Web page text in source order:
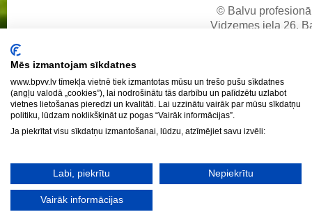
Karjeras izglītība
Noderīgi
© Balvu
Vidzemes iela 26,
Mēs izmantojam sīkdatnes
www.bpvv.lv tīmekļa vietnē tiek izmantotas mūsu un trešo pušu sīkdatnes
(angļu valodā „cookies”), lai nodrošinātu tās darbību un palīdzētu uzlabot
vietnes lietošanas pieredzi un kvalitāti. Lai uzzinātu vairāk par mūsu sīkdatņu
politiku, lūdzam noklikšķināt uz pogas “Vairāk informācijas”.
Ja piekrītat visu sīkdatņu izmantošanai, lūdzu, atzīmējiet savu izvēli:
Labi, piekrītu Nepiekrītu
Vairāk informācijas